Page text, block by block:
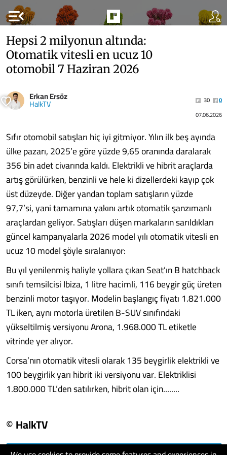
menu_open
Hepsi 2 milyonun altında:
Otomatik vitesli en ucuz 10
otomobil 7 Haziran 2026
Erkan Ersöz
HalkTV 30
0
07.06.2026
Sıfır otomobil satışları hiç iyi gitmiyor. Yılın ilk beş ayında
ülke pazarı, 2025’e göre yüzde 9,65 oranında daralarak
356 bin adet civarında kaldı. Elektrikli ve hibrit araçlarda
artış görülürken, benzinli ve hele ki dizellerdeki kayıp çok
üst düzeyde. Diğer yandan toplam satışların yüzde
97,7’si, yani tamamına yakını artık otomatik şanzımanlı
araçlardan geliyor. Satışları düşen markaların sarıldıkları
güncel kampanyalarla 2026 model yılı otomatik vitesli en
ucuz 10 model şöyle sıralanıyor:
Bu yıl yenilenmiş haliyle yollara çıkan Seat’ın B hatchback
sınıfı temsilcisi Ibiza, 1 litre hacimli, 116 beygir güç üreten
benzinli motor taşıyor. Modelin başlangıç fiyatı 1.821.000
TL iken, aynı motorla üretilen B-SUV sınıfındaki
yükseltilmiş versiyonu Arona, 1.968.000 TL etiketle
vitrinde yer alıyor.
Corsa’nın otomatik vitesli olarak 135 beygirlik elektrikli ve
100 beygirlik yarı hibrit iki versiyonu var. Elektriklisi
1.800.000 TL’den satılırken, hibrit olan için........
© HalkTV